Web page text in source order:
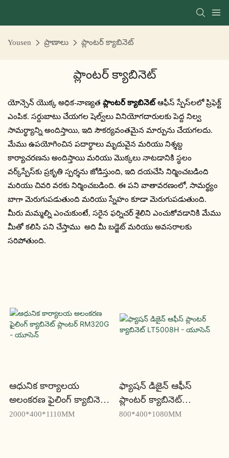
Yousen ప్రాణాలు ప్లాంటర్ క్యాబినెట్
ప్లాంటర్ క్యాబినెట్
యోన్సెన్ యొక్క అధిక-నాణ్యత ప్లాంటర్ క్యాబినెట్ఆఫీస్ స్పేస్‌లలో ప్రిఫెక్ట్
ఎంపిక. సర్దుబాటు చేయగల షెల్వ్‌లు వినియోగదారులకు పెద్ద నిల్వ
సామర్థ్యాన్ని అందిస్తాయి, ఇది సౌకర్యవంతమైన మార్పును చేయగలదు.
మేము ఉపయోగించిన పదార్థాలు మృదువైన మరియు నిశ్శబ్ద
కార్యాచరణను అందిస్తాయి మరియు మొక్కలు నాటడానికి స్థలం
వర్క్‌స్పేస్‌కు ప్రకృతి స్పర్శను జోడిస్తుంది, ఇది దయచేసి నిర్మించబడింది
మరియు చివరి వరకు నిర్మించబడింది. ఈ పని వాతావరణంలో, సామర్థ్యం
బాగా మెరుగుపడుతుంది మరియు స్నేహం కూడా మెరుగుపడుతుంది.
మీరు మమ్మల్ని ఎంచుకుంటే, సరైన ఫర్నిచర్ శైలిని ఎంచుకోవడానికి మేము
మీతో కలిసి పని చేస్తాము అది మీ బడ్జెట్ మరియు అవసరాలకు
సరిపోతుంది.
ఆధునిక కార్యాలయ
అలంకరణ ఫైలింగ్ క్యాబినెట్
ప్లాంటర్ RM320G -
2000*400*1110MM
ఫ్యాషన్ డిజైన్ ఆఫీస్
ప్లాంటర్ క్యాబినెట్
LT5008H - యూసెన్
800*400*1080MM